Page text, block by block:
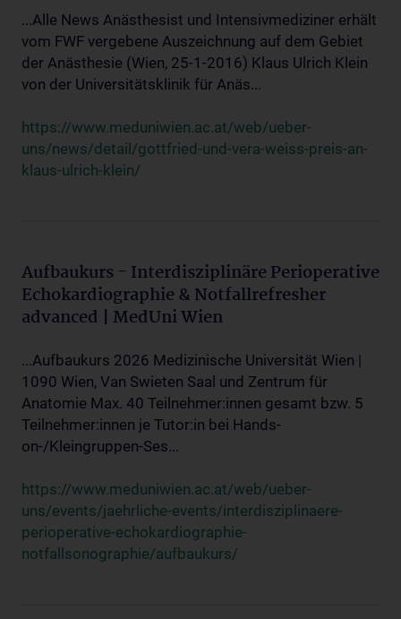
...Alle News Anästhesist und Intensivmediziner erhält
vom FWF vergebene Auszeichnung auf dem Gebiet
der Anästhesie (Wien, 25-1-2016) Klaus Ulrich Klein
von der Universitätsklinik für Anäs...
https://www.meduniwien.ac.at/web/ueber-
uns/news/detail/gottfried-und-vera-weiss-preis-an-
klaus-ulrich-klein/
Aufbaukurs - Interdisziplinäre Perioperative
Echokardiographie & Notfallrefresher
advanced | MedUni Wien
...Aufbaukurs 2026 Medizinische Universität Wien |
1090 Wien, Van Swieten Saal und Zentrum für
Anatomie Max. 40 Teilnehmer:innen gesamt bzw. 5
Teilnehmer:innen je Tutor:in bei Hands-
on-/Kleingruppen-Ses...
https://www.meduniwien.ac.at/web/ueber-
uns/events/jaehrliche-events/interdisziplinaere-
perioperative-echokardiographie-
notfallsonographie/aufbaukurs/